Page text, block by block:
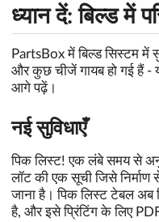
ध्यान दें: बिल्ड में
PartsBox में बिल्ड सिस्टम में
और कुछ चीजें गायब हो गई हैं -
आगे पढ़ें।
नई सुविधाएँ
पिक लिस्ट! एक लंबे समय से
लॉट की एक सूची जिसे
जाना है। पिक लिस्ट टेबल अब
है, और इसे प्रिंटिंग के लिए